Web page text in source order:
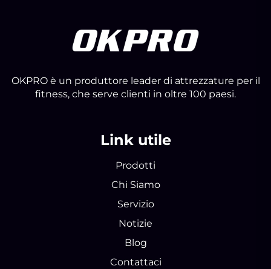
OKPRO è un produttore leader di attrezzature per il
fitness, che serve clienti in oltre 100 paesi.
Link utile
Prodotti
Chi Siamo
Servizio
Notizie
Blog
Contattaci